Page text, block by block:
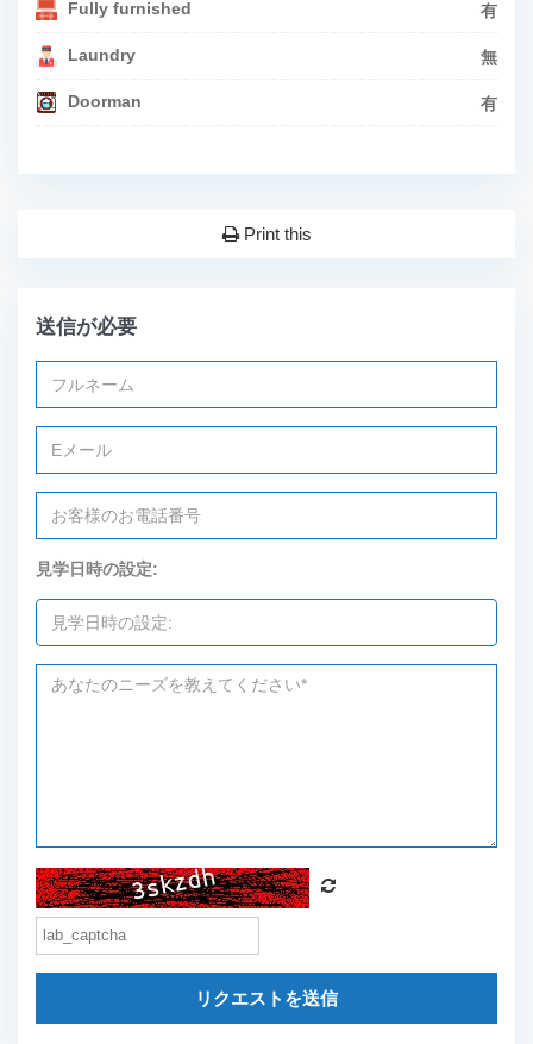
Fully furnished 有
Laundry 無
Doorman 有
Print this
送信が必要
見学日時の設定:
リクエストを送信